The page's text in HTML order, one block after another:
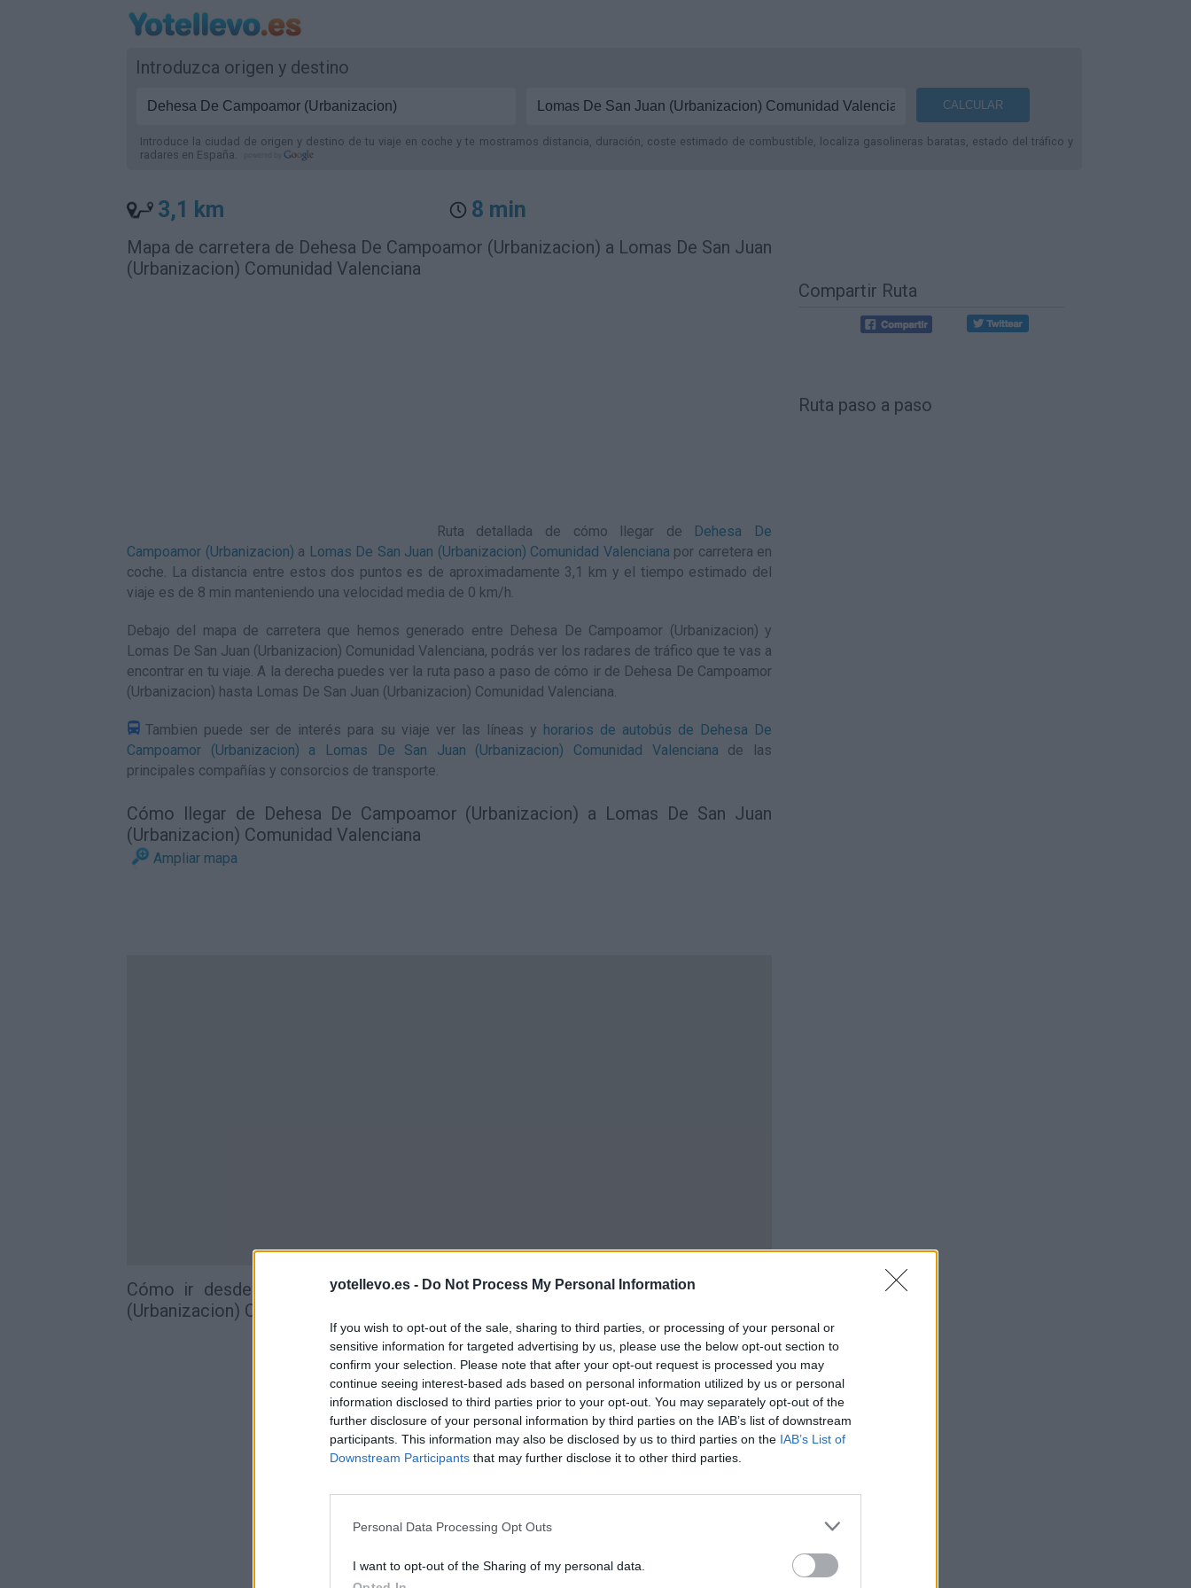
yotellevo.es - Do Not Process My Personal Information
If you wish to opt-out of the sale, sharing to third parties, or processing of your personal or
sensitive information for targeted advertising by us, please use the below opt-out section to
confirm your selection. Please note that after your opt-out request is processed you may
continue seeing interest-based ads based on personal information utilized by us or personal
information disclosed to third parties prior to your opt-out. You may separately opt-out of the
further disclosure of your personal information by third parties on the IAB’s list of downstream
participants. This information may also be disclosed by us to third parties on the IAB’s List of
Downstream Participants that may further disclose it to other third parties.
Personal Data Processing Opt Outs
I want to opt-out of the Sharing of my personal data.
Introduzca origen y destino
Introduce la ciudad de origen y destino de tu viaje en coche y te mostramos distancia, duración, coste estimado de combustible, localiza gasolineras baratas, estado del tráfico y
radares en España.
3,1 km 8 min
Mapa de carretera de Dehesa De Campoamor (Urbanizacion) a Lomas De San Juan
(Urbanizacion) Comunidad Valenciana
Ruta detallada de cómo llegar de Dehesa De
Campoamor (Urbanizacion) a Lomas De San Juan (Urbanizacion) Comunidad Valenciana por carretera en
coche. La distancia entre estos dos puntos es de aproximadamente 3,1 km y el tiempo estimado del
viaje es de 8 min manteniendo una velocidad media de 0 km/h.
Debajo del mapa de carretera que hemos generado entre Dehesa De Campoamor (Urbanizacion) y
Lomas De San Juan (Urbanizacion) Comunidad Valenciana, podrás ver los radares de tráfico que te vas a
encontrar en tu viaje. A la derecha puedes ver la ruta paso a paso de cómo ir de Dehesa De Campoamor
(Urbanizacion) hasta Lomas De San Juan (Urbanizacion) Comunidad Valenciana.
Tambien puede ser de interés para su viaje ver las líneas y horarios de autobús de Dehesa De
Campoamor (Urbanizacion) a Lomas De San Juan (Urbanizacion) Comunidad Valenciana de las
principales compañías y consorcios de transporte.
Cómo llegar de Dehesa De Campoamor (Urbanizacion) a Lomas De San Juan
(Urbanizacion) Comunidad Valenciana
Ampliar mapa
Cómo ir desde Dehesa De Campoamor (Urbanizacion) a Lomas De San Juan
(Urbanizacion) Comunidad Valenciana
Compartir Ruta
Ruta paso a paso